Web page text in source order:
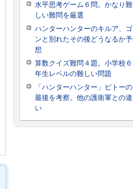
水平思考ゲーム６問。かなり難
しい難問を厳選
ハンターハンターのキルア、ゴ
ンと別れたその後どうなるか予
想
算数クイズ難問４題。小学校６
年生レベルの難しい問題
「ハンターハンター」ピトーの
最後を考察。他の護衛軍との違
い